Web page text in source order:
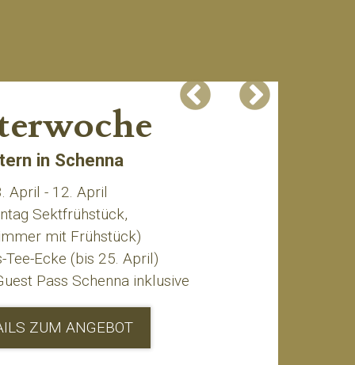
in Schenna
April - 12. April
Sektfrühstück,
mit Frühstück)
Tee-Ecke (bis 25. April)
Pass Schenna inklusive
ZUM ANGEBOT